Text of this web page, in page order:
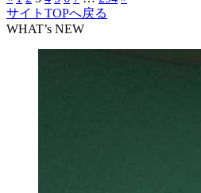
サイトTOPへ戻る
WHAT’s NEW